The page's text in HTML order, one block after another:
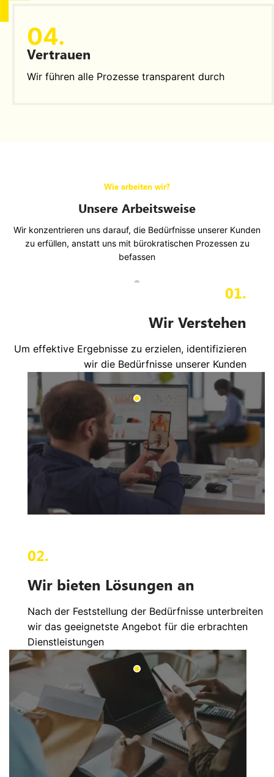
04.
Vertrauen
Wir führen alle Prozesse transparent durch
Wie arbeiten wir?
Unsere Arbeitsweise
Wir konzentrieren uns darauf, die Bedürfnisse unserer Kunden
zu erfüllen, anstatt uns mit bürokratischen Prozessen zu
befassen
01.
Wir Verstehen
Um effektive Ergebnisse zu erzielen, identifizieren
wir die Bedürfnisse unserer Kunden
02.
Wir bieten Lösungen an
Nach der Feststellung der Bedürfnisse unterbreiten
wir das geeignetste Angebot für die erbrachten
Dienstleistungen